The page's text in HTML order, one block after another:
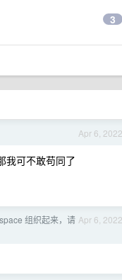
3
Apr 6, 2022
我可不敢苟同了
Apr 6, 2022
组织起来，请